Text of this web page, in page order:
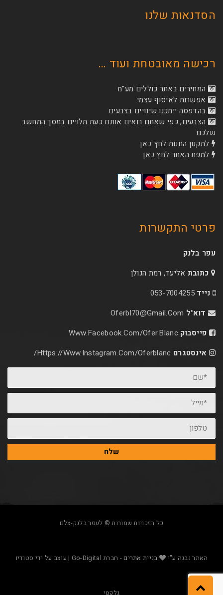
הסדנאות שלנו
רכישה מאובטחת ועוד …
המחירים באתר כוללים מע"מ
אפשרות לאיסוף עצמי
בהדפסה ייתכנו שינויים בצבעים
הצבעים, כפי שאתם רואים אותם כעת תלויים במסך המחשב
שלכם
לתקנון החנות לחץ כאן
למפת האתר לחץ כאן
פרטי התקשרות
עפר בלנק
כתובת אליעד, רמת הגולן
נייד 053-7004255
דוא"ל Oferbl70@Gmail.Com
פייסבוק Www.facebook.com/ofer.blanc
אינסטגרם Https://www.instagram.com/oferblanc/
*שם
*מייל
טלפון
שלח
כל הזכויות שמורות © לעפר בלנק-צלם
האתר נבנה ע"י בניית אתרים - חברת Go-Digital | עוצב על ידי סטודיו
גלקסי